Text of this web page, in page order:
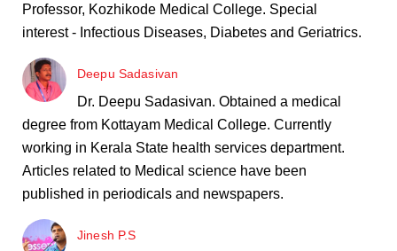
Professor, Kozhikode Medical College. Special
interest - Infectious Diseases, Diabetes and Geriatrics.
Deepu Sadasivan
Dr. Deepu Sadasivan. Obtained a medical
degree from Kottayam Medical College. Currently
working in Kerala State health services department.
Articles related to Medical science have been
published in periodicals and newspapers.
Jinesh P.S